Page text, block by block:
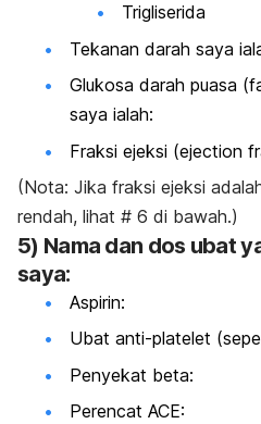
Trigliserida
Tekanan darah saya
Glukosa darah puasa
saya ialah:
Fraksi ejeksi (ejection
(Nota: Jika fraksi ejeksi
rendah, lihat # 6 di bawah.)
5) Nama dan dos ubat
saya:
Aspirin:
Ubat anti-platelet
Penyekat beta:
Perencat ACE: